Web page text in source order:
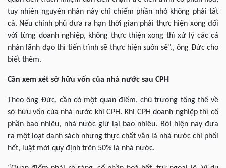
tuy nhiên nguyên nhân này chỉ chiếm phần nhỏ không phải tất
cả. Nếu chính phủ đưa ra hạn thời gian phải thực hiện xong đối
với từng doanh nghiệp, không thực thiện xong thì xử lý các cá
nhân lãnh đạo thì tiến trình sẽ thực hiện suôn sẻ”., ông Đức cho
biết thêm.
Cần xem xét sở hữu vốn của nhà nước sau CPH
Theo ông Đức, cần có một quan điểm, chủ trương tổng thể về
sở hữu vốn của nhà nước khi CPH. Khi CPH doanh nghiệp thì cổ
phần bao nhiêu, nhà nước giữ lại bao nhiêu. Bởi hiện nay đưa
ra một loạt danh sách nhưng thực chất vẫn là nhà nước chi phối
hết, luật mới quy định trên 50% là nhà nước.